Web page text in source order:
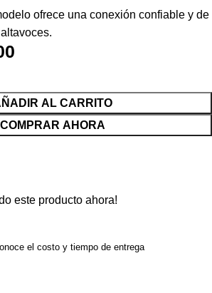
ofrece una conexión confiable y de
AL CARRITO
COMPRAR AHORA
este producto ahora!
el costo y tiempo de entrega